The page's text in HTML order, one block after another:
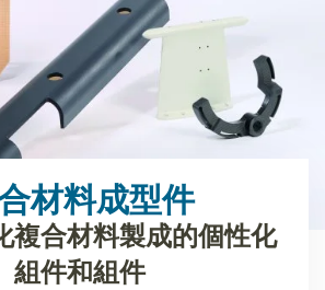
材料成型件
複合材料製成的個性化
組件和組件